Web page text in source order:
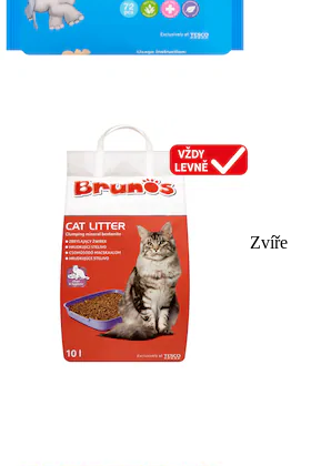
Zvíře